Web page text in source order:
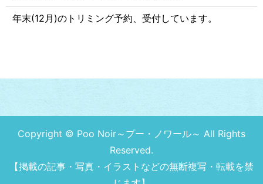
年末(12月)のトリミング予約、受付しています。
Copyright © Poo Noir～プー・ノワール～ All Rights
Reserved.
【掲載の記事・写真・イラストなどの無断複写・転載を禁